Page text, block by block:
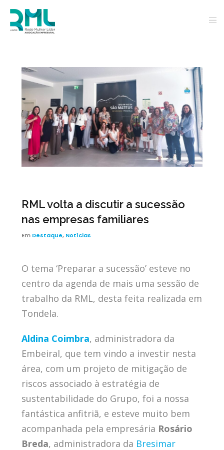
RML volta a discutir a sucessão
nas empresas familiares
Em Destaque, Notícias
O tema ‘Preparar a sucessão’ esteve no
centro da agenda de mais uma sessão de
trabalho da RML, desta feita realizada em
Tondela.
Aldina Coimbra, administradora da
Embeiral, que tem vindo a investir nesta
área, com um projeto de mitigação de
riscos associado à estratégia de
sustentabilidade do Grupo, foi a nossa
fantástica anfitriã, e esteve muito bem
acompanhada pela empresária Rosário
Breda, administradora da Bresimar